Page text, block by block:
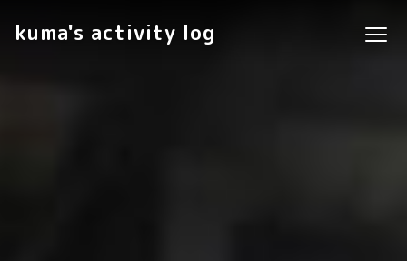
kuma's activity log